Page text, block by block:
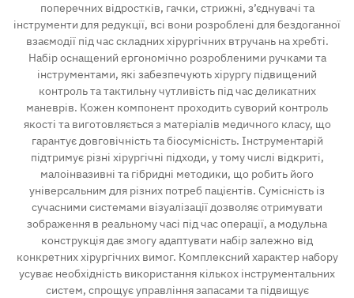
Контакт
поперечних відростків, гачки, стрижні, з’єднувачі та
інструменти для редукції, всі вони розроблені для бездоганної
взаємодії під час складних хірургічних втручань на хребті.
Набір оснащений ергономічно розробленими ручками та
інструментами, які забезпечують хірургу підвищений
контроль та тактильну чутливість під час деликатних
маневрів. Кожен компонент проходить суворий контроль
якості та виготовляється з матеріалів медичного класу, що
гарантує довговічність та біосумісність. Інструментарій
підтримує різні хірургічні підходи, у тому числі відкриті,
малоінвазивні та гібридні методики, що робить його
універсальним для різних потреб пацієнтів. Сумісність із
сучасними системами візуалізації дозволяє отримувати
зображення в реальному часі під час операції, а модульна
конструкція дає змогу адаптувати набір залежно від
конкретних хірургічних вимог. Комплексний характер набору
усуває необхідність використання кількох інструментальних
систем, спрощує управління запасами та підвищує